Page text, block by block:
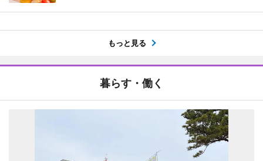
もっと見る
暮らす・働く